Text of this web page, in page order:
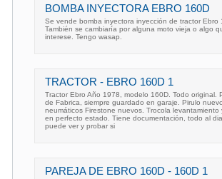
BOMBA INYECTORA EBRO 160D
Se vende bomba inyectora inyección de tractor Ebro
También se cambiaría por alguna moto vieja o algo
interese. Tengo wasap.
TRACTOR - EBRO 160D 1
Tractor Ebro Año 1978, modelo 160D. Todo original.
de Fabrica, siempre guardado en garaje. Pirulo
neumáticos Firestone nuevos. Trocola levantamiento
en perfecto estado. Tiene documentación, todo al
puede ver y probar si
PAREJA DE EBRO 160D - 160D 1